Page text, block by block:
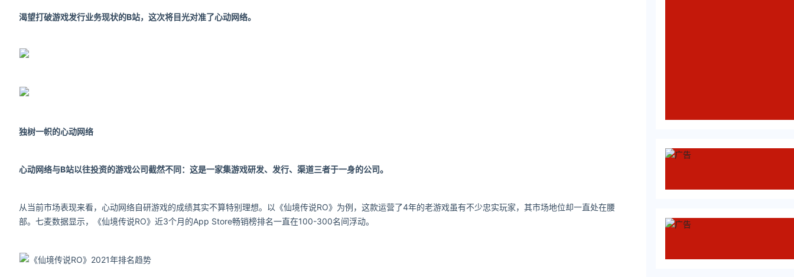
渴望打破游戏发行业务现状的B站，这次将目光对准了心动网络。
独树一帜的心动网络
心动网络与B站以往投资的游戏公司截然不同：这是一家集游戏研发、发行、渠道三者于一身的公司。
从当前市场表现来看，心动网络自研游戏的成绩其实不算特别理想。以《仙境传说RO》为例，这款运营了4年的老游戏虽有不少忠实玩家，其市场地位却一直处在腰
部。七麦数据显示，《仙境传说RO》近3个月的App Store畅销榜排名一直在100-300名间浮动。
《仙境传说RO》2021年排名趋势